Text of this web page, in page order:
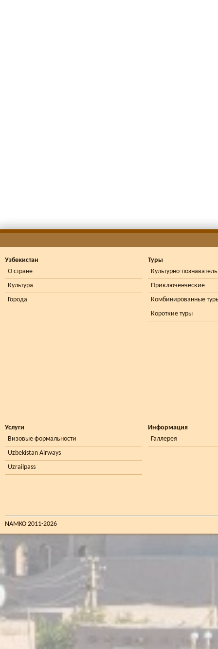
Узбекистан
О стране
Культура
Города
Туры
Культурно-
Приключенческие
Комбинированные
Короткие туры
Услуги
Визовые формальности
Uzbekistan Airways
Uzrailpass
Информация
Галлерея
NAMKO 2011-2026